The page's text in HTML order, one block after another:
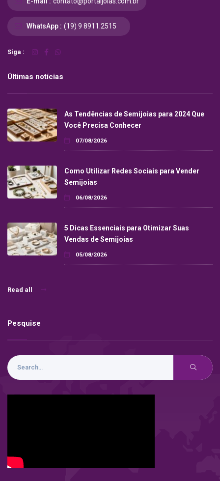
WhatsApp : (19) 9 8911.2515
Siga :
Últimas notícias
As Tendências de Semijoias para 2024 Que
Você Precisa Conhecer
07/08/2026
Como Utilizar Redes Sociais para Vender
Semijoias
06/08/2026
5 Dicas Essenciais para Otimizar Suas
Vendas de Semijoias
05/08/2026
Read all
Pesquise